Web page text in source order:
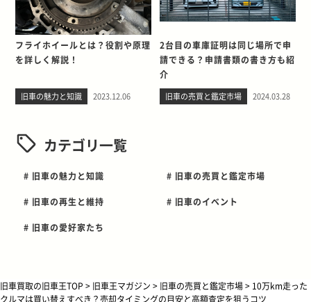
フライホイールとは？役割や原理
を詳しく解説！
旧車の魅力と知識 2023.12.06
2台目の車庫証明は同じ場所で申
請できる？申請書類の書き方も紹
介
旧車の売買と鑑定市場 2024.03.28
カテゴリ一覧
# 旧車の魅力と知識 # 旧車の売買と鑑定市場
# 旧車の再生と維持 # 旧車のイベント
# 旧車の愛好家たち
旧車買取の旧車王TOP > 旧車王マガジン > 旧車の売買と鑑定市場> 10万km走った
クルマは買い替えすべき？売却タイミングの目安と高額査定を狙うコツ